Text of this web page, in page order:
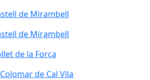
de Mirambell
de Mirambell
de Mirambell
de la Forca
de la Forca
de Cal Vila
de Cal Vila